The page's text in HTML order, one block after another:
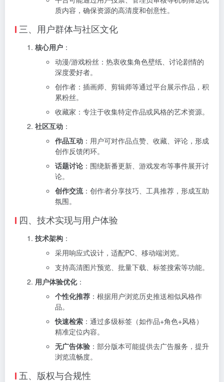
质内容，确保资源的高清度和创意性。
三、用户群体与社区文化
核心用户 ：
动漫/游戏粉丝：热衷收集角色壁纸、讨论剧情的
深度爱好者。
创作者：插画师、剪辑师等通过平台展示作品，积
累粉丝。
收藏家：专注于收集特定作品或风格的艺术资源。
社区互动 ：
作品互动 ：用户可对作品点赞、收藏、评论，形成
创作反馈闭环。
话题讨论 ：围绕新番更新、游戏发布等事件展开讨
论。
创作交流：创作者分享技巧、工具推荐，形成互助
氛围。
四、技术实现与用户体验
技术架构 ：
采用响应式设计，适配PC、移动端浏览。
支持高清图片预览、批量下载、标签搜索等功能。
用户体验优化：
个性化推荐 ：根据用户浏览历史推送相似风格作
品。
快速检索 ：通过多级标签（如作品+角色+风格）
精准定位内容。
无广告体验 ：部分版本可能提供去广告服务，提升
浏览流畅度。
五、版权与合规性